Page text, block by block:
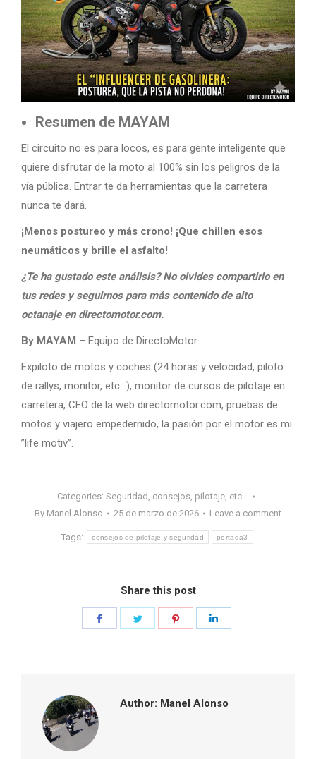
Resumen de MAYAM
El circuito no es para locos, es para gente inteligente que
quiere disfrutar de la moto al 100% sin los peligros de la
vía pública. Entrar te da herramientas que la carretera
nunca te dará.
¡Menos postureo y más crono! ¡Que chillen esos
neumáticos y brille el asfalto!
¿Te ha gustado este análisis? No olvides compartirlo en
tus redes y seguirnos para más contenido de alto
octanaje en directomotor.com.
By MAYAM – Equipo de DirectoMotor
Expiloto de motos y coches (24 horas y velocidad, piloto
de rallys, monitor, etc…), monitor de cursos de pilotaje en
carretera, CEO de la web directomotor.com, pruebas de
motos y viajero empedernido, la pasión por el motor es mi
”life motiv”.
Categories: Seguridad, consejos, pilotaje, etc...
By Manel Alonso 25 de marzo de 2026 Leave a comment
Tags: consejos de pilotaje y seguridad portada3
Share this post
Author: Manel Alonso